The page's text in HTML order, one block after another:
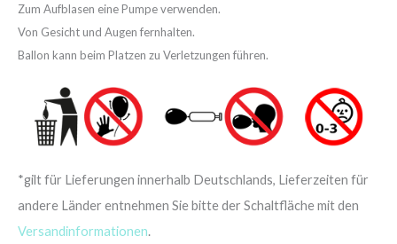
Zum Aufblasen eine Pumpe verwenden.
Von Gesicht und Augen fernhalten.
Ballon kann beim Platzen zu Verletzungen führen.
*gilt für Lieferungen innerhalb Deutschlands, Lieferzeiten für
andere Länder entnehmen Sie bitte der Schaltfläche mit den
Versandinformationen.